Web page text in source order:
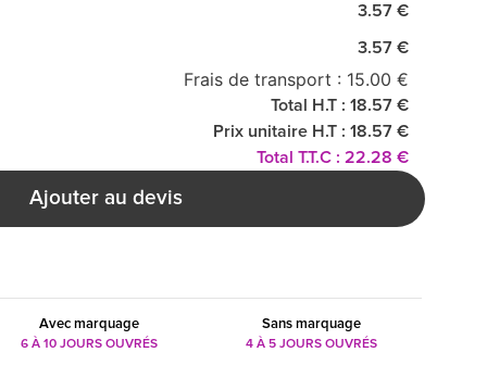
3.57 €
3.57 €
Frais de transport : 15.00 €
Total H.T : 18.57 €
Prix unitaire H.T : 18.57 €
Total T.T.C : 22.28 €
Ajouter au devis
Avec marquage
6 À 10 JOURS OUVRÉS
Sans marquage
4 À 5 JOURS OUVRÉS